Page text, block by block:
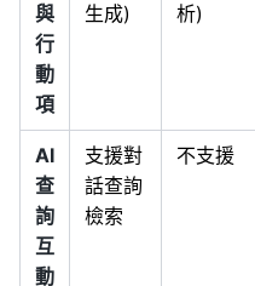
與
行
動
項
生成)
析)
AI
查
詢
互
動
支援對
話查詢
檢索
不支援